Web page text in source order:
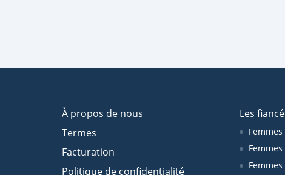
À propos de nous
Termes
Facturation
Politique de confidentialité
Les
Femmes